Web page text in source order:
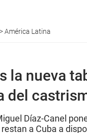
>América Latina
la nueva
del
Díaz-Canel
a Cuba a